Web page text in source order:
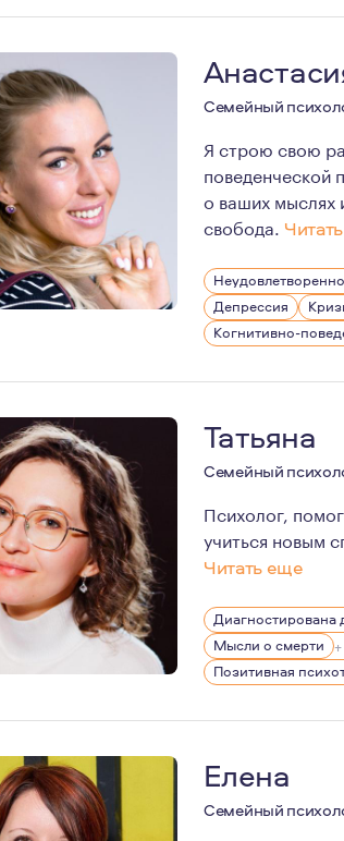
Семейный
Я строю свою
поведенческой
о ваших мыслях
свобода.
Я
Постоянно
Депрессия
Когнитивно-
Татьяна
Семейный
Психолог,
учиться новым
Читать еще
Некоторое
Диагностирована
Мысли о смерти
Позитивная
Елена
Семейный